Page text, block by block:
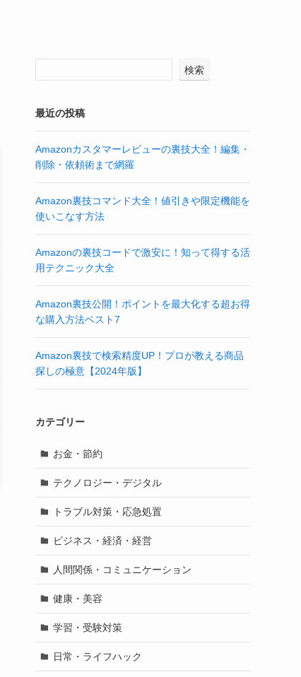
検索
最近の投稿
Amazonカスタマーレビューの裏技大全！編集・
削除・依頼術まで網羅
Amazon裏技コマンド大全！値引きや限定機能を
使いこなす方法
Amazonの裏技コードで激安に！知って得する活
用テクニック大全
Amazon裏技公開！ポイントを最大化する超お得
な購入方法ベスト7
Amazon裏技で検索精度UP！プロが教える商品
探しの極意【2024年版】
カテゴリー
お金・節約
テクノロジー・デジタル
トラブル対策・応急処置
ビジネス・経済・経営
人間関係・コミュニケーション
健康・美容
学習・受験対策
日常・ライフハック